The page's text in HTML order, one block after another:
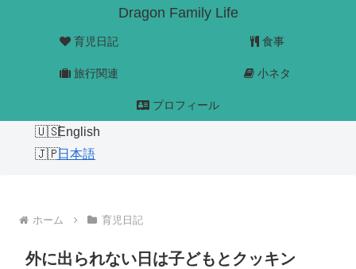
Dragon Family Life
育児日記 食事
旅行関連 小ネタ
プロフィール
English
日本語
ホーム 育児日記
外に出られない日は子どもとクッキン